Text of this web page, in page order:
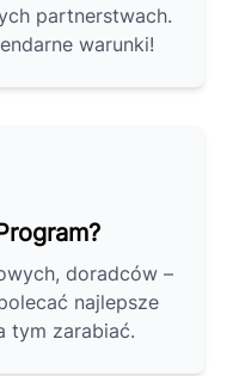
partnerstwach.
warunki!
doradców –
najlepsze
tym zarabiać.